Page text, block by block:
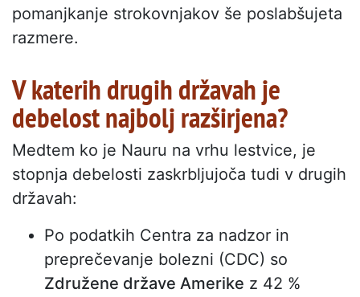
pomanjkanje strokovnjakov še poslabšujeta
razmere.
V katerih drugih državah je
debelost najbolj razširjena?
Medtem ko je Nauru na vrhu lestvice, je
stopnja debelosti zaskrbljujoča tudi v drugih
državah:
Po podatkih Centra za nadzor in
preprečevanje bolezni (CDC) so
Združene države Amerike z 42 %